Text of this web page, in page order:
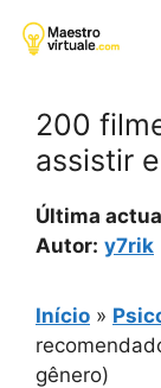
para
200
assistir
Última
Autor: y7rik
Início »
gênero)